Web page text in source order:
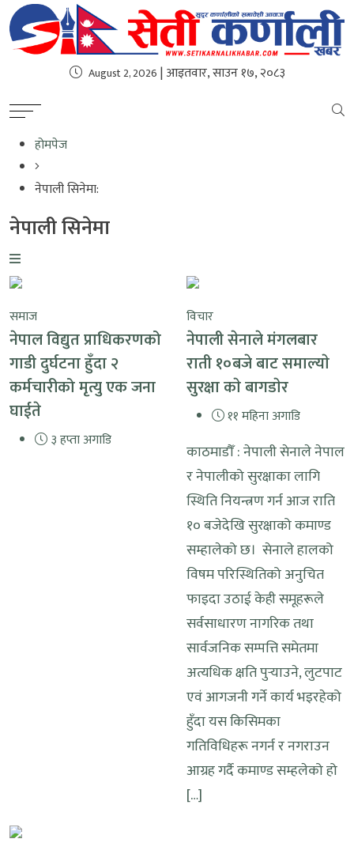
August 2, 2026 | आइतवार, साउन १७, २०८३
होमपेज
नेपाली सिनेमा:
नेपाली सिनेमा
समाज
नेपाल विद्युत प्राधिकरणको
गाडी दुर्घटना हुँदा २
कर्मचारीको मृत्यु एक जना
घाईते
३ हप्ता अगाडि
विचार
नेपाली सेनाले मंगलबार
राती १०बजे बाट समाल्याे
सुरक्षा काे बागडाेर
११ महिना अगाडि
काठमाडौँ : नेपाली सेनाले नेपाल
र नेपालीको सुरक्षाका लागि
स्थिति नियन्त्रण गर्न आज राति
१० बजेदेखि सुरक्षाको कमाण्ड
सम्हालेको छ। सेनाले हालको
विषम परिस्थितिको अनुचित
फाइदा उठाई केही समूहरूले
सर्वसाधारण नागरिक तथा
सार्वजनिक सम्पत्ति समेतमा
अत्यधिक क्षति पुर्‍याउने, लुटपाट
एवं आगजनी गर्ने कार्य भइरहेको
हुँदा यस किसिमका
गतिविधिहरू नगर्न र नगराउन
आग्रह गर्दै कमाण्ड सम्हलेको हो
[…]